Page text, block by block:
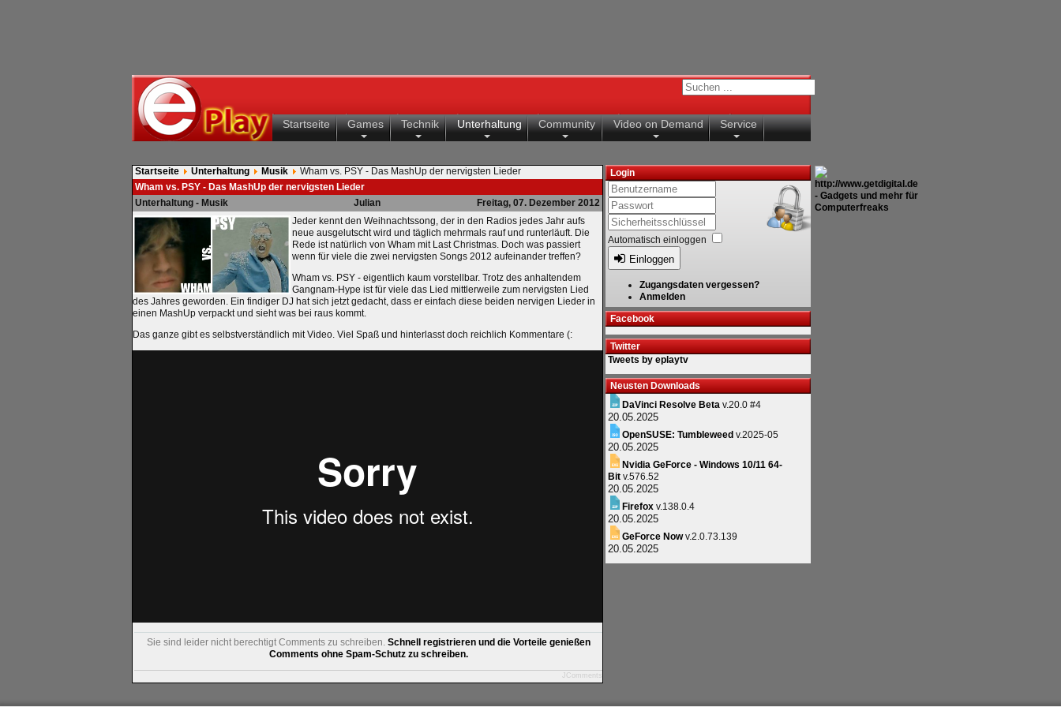
Startseite Games Technik Unterhaltung Community Video on Demand Service
Startseite Unterhaltung Musik
Wham vs. PSY - Das MashUp der nervigsten Lieder
Wham vs. PSY - Das MashUp der nervigsten Lieder
Unterhaltung - Musik
Julian
Freitag, 07. Dezember 2012
Jeder kennt den Weihnachtssong, der in den Radios jedes Jahr aufs
neue ausgelutscht wird und täglich mehrmals rauf und runterläuft. Die
Rede ist natürlich von Wham mit Last Christmas. Doch was passiert
wenn für viele die zwei nervigsten Songs 2012 aufeinander treffen?
Wham vs. PSY - eigentlich kaum vorstellbar. Trotz des anhaltendem
Gangnam-Hype ist für viele das Lied mittlerweile zum nervigsten Lied
des Jahres geworden. Ein findiger DJ hat sich jetzt gedacht, dass er einfach diese beiden nervigen Lieder in
einen MashUp verpackt und sieht was bei raus kommt.
Das ganze gibt es selbstverständlich mit Video. Viel Spaß und hinterlasst doch reichlich Kommentare (:
Sie sind leider nicht berechtigt Comments zu schreiben. Schnell registrieren und die Vorteile genießen
Comments ohne Spam-Schutz zu schreiben.
JComments
Login
Automatisch einloggen
Einloggen
Zugangsdaten vergessen?
Anmelden
Facebook
Twitter
Tweets by eplaytv
Neusten Downloads
DaVinci Resolve Beta v.20.0 #4
20.05.2025
OpenSUSE: Tumbleweed v.2025-05
20.05.2025
Nvidia GeForce - Windows 10/11 64-
Bit v.576.52
20.05.2025
Firefox v.138.0.4
20.05.2025
GeForce Nowv.2.0.73.139
20.05.2025